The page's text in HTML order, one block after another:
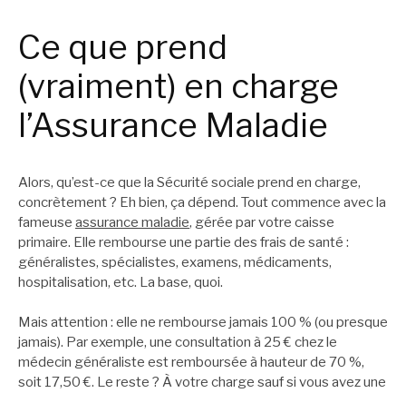
Ce que prend
(vraiment) en charge
l’Assurance Maladie
Alors, qu’est-ce que la Sécurité sociale prend en charge,
concrètement ? Eh bien, ça dépend. Tout commence avec la
fameuse assurance maladie, gérée par votre caisse
primaire. Elle rembourse une partie des frais de santé :
généralistes, spécialistes, examens, médicaments,
hospitalisation, etc. La base, quoi.
Mais attention : elle ne rembourse jamais 100 % (ou presque
jamais). Par exemple, une consultation à 25 € chez le
médecin généraliste est remboursée à hauteur de 70 %,
soit 17,50 €. Le reste ? À votre charge sauf si vous avez une